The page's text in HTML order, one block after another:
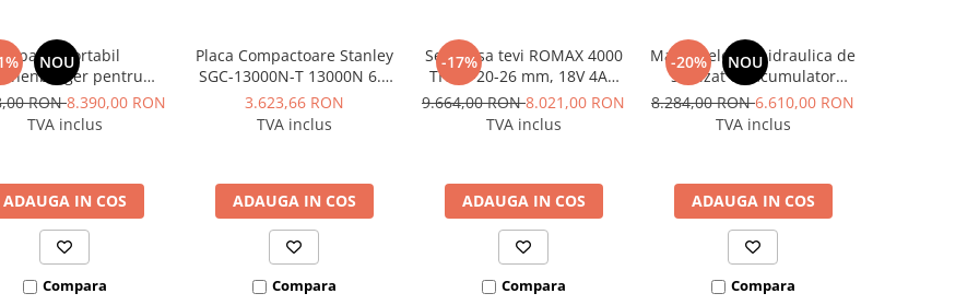
NOU
Aparat portabil
pentru
de prindere la tevi,
ROGROOVER pentru
RON8.390,00 RON
TVA inclus
ADAUGA IN COS
Compara
Placa Compactoare Stanley
SGC-13000N-T 13000N 6.5
CP 196cc
3.623,66 RON
TVA inclus
ADAUGA IN COS
Compara
-17%
Set presa tevi ROMAX 4000
TH 16-20-26 mm, 18V 4Ah
EU
9.664,00 RON8.021,00 RON
TVA inclus
ADAUGA IN COS
Compara
-20% NOU
Masina electrohidraulica de
sertizat cu acumulator
Rothenberger ROMAX 4000
8.284,00 RON6.610,00 RON
TVA inclus
ADAUGA IN COS
Compara